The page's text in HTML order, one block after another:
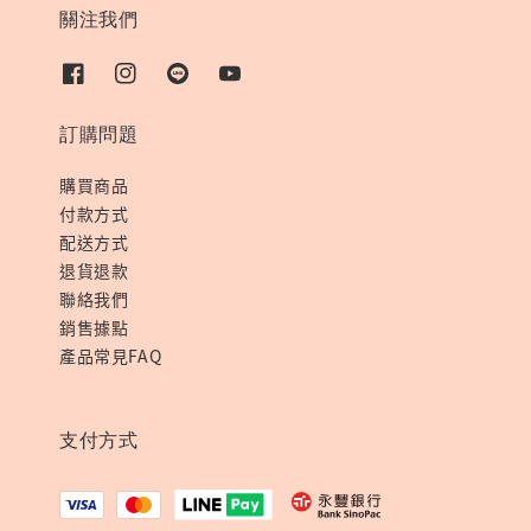
關注我們
訂購問題
購買商品
付款方式
配送方式
退貨退款
聯絡我們
銷售據點
產品常見FAQ
支付方式